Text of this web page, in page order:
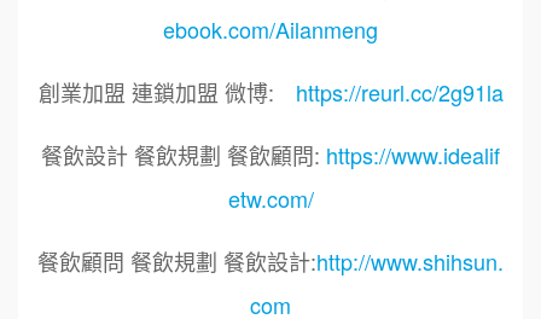
ebook.com/Ailanmeng
創業加盟 連鎖加盟 微博: https://reurl.cc/2g91la
餐飲設計 餐飲規劃 餐飲顧問: https://www.idealif
etw.com/
餐飲顧問 餐飲規劃 餐飲設計:http://www.shihsun.
com